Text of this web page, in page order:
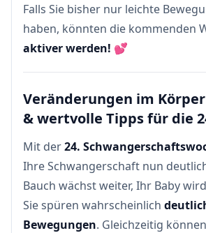
Falls Sie bisher nur leichte
haben, könnten die kommenden
aktiver werden! 💕
Veränderungen im
& wertvolle Tipps für die
Mit der24.
Ihre Schwangerschaft nun
Bauch wächst weiter, Ihr Baby
Sie spüren wahrscheinlich
Bewegungen. Gleichzeitig